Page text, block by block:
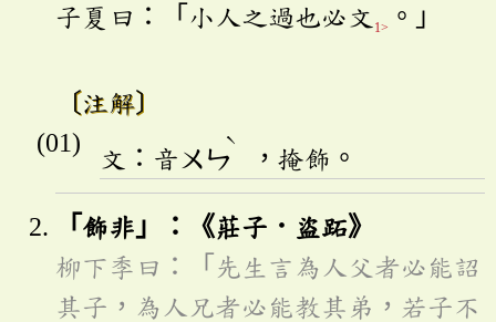
子夏曰：「小人之過也必文 1> 。」
〔注解〕
文：音 ㄨㄣ
ˋ
，掩飾。
「飾非」：《莊子．盜跖》
柳下季曰：「先生言為人父者必能詔
其子，為人兄者必能教其弟，若子不